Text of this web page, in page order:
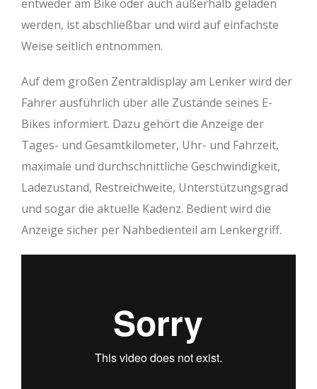
entweder am Bike oder auch außerhalb geladen
werden, ist abschließbar und wird auf einfachste
Weise seitlich entnommen.
Auf dem großen Zentraldisplay am Lenker wird der
Fahrer ausführlich über alle Zustände seines E-
Bikes informiert. Dazu gehört die Anzeige der
Tages- und Gesamtkilometer, Uhr- und Fahrzeit,
maximale und durchschnittliche Geschwindigkeit,
Ladezustand, Restreichweite, Unterstützungsgrad
und sogar die aktuelle Kadenz. Bedient wird die
Anzeige sicher per Nahbedienteil am Lenkergriff.